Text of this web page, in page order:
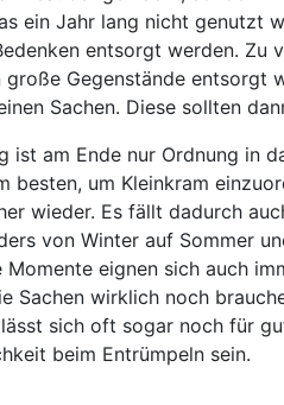
ein Jahr lang nicht genutzt
entsorgt werden. Zu
große Gegenstände entsorgt
Sachen. Diese sollten
ist am Ende nur Ordnung in
besten, um Kleinkram
wieder. Es fällt dadurch
von Winter auf Sommer
Momente eignen sich auch
Sachen wirklich noch
sich oft sogar noch für
beim Entrümpeln sein.